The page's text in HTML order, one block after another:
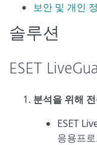
보안 및 개인
솔루션
ESET
분석을 위해
ESET
응용프